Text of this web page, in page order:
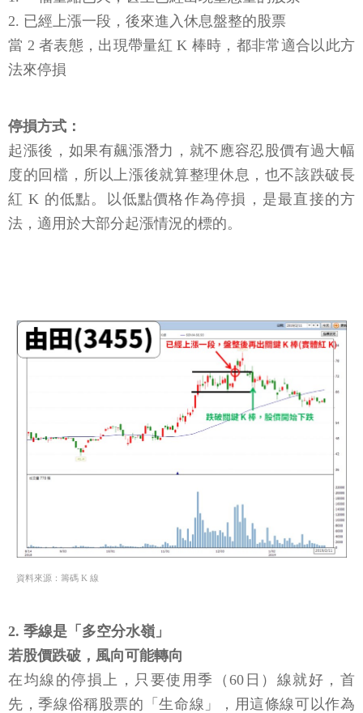
2. 已經上漲一段，後來進入休息盤整的股票
當 2 者表態，出現帶量紅 K 棒時，都非常適合以此方
法來停損
停損方式：
起漲後，如果有飆漲潛力，就不應容忍股價有過大幅
度的回檔，所以上漲後就算整理休息，也不該跌破長
紅 K 的低點。以低點價格作為停損，是最直接的方
法，適用於大部分起漲情況的標的。
資料來源：籌碼 K 線
2. 季線是「多空分水嶺」
若股價跌破，風向可能轉向
在均線的停損上，只要使用季（60日）線就好，首
先，季線俗稱股票的「生命線」，用這條線可以作為